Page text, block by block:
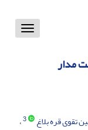
Toggle
مدار
تقوی قره بلاغ 3